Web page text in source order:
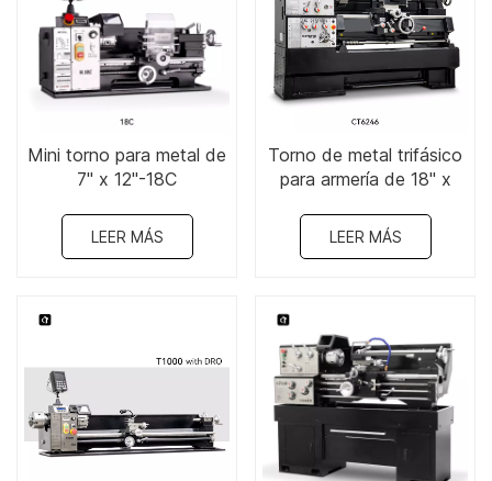
Mini torno para metal de
7" x 12"-18C
LEER MÁS
Torno de metal trifásico
para armería de 18" x
LEER MÁS